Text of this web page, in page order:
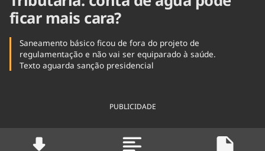
ficar mais cara?
Saneamento básico ficou de fora do projeto de
regulamentação e não vai ser equiparado à saúde.
Texto aguarda sanção presidencial
PUBLICIDADE